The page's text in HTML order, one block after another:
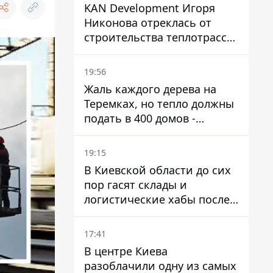
KAN Development Игоря
Никонова отреклась от
строительства теплотрассы
на Теремках
19:56
Жаль каждого дерева на
Теремках, но тепло должны
подать в 400 домов -
депутат Киевсовета
19:15
В Киевской области до сих
пор гасят склады и
логистические хабы после
прилетов ракет - ГСЧС
17:41
В центре Киева
разоблачили одну из самых